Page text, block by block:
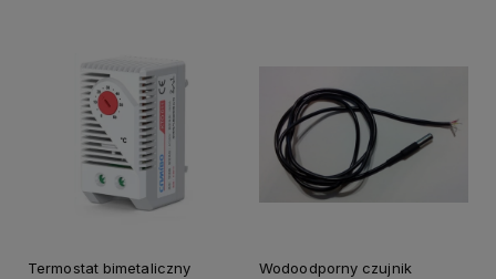
Termostat bimetaliczny
Wodoodporny czujnik